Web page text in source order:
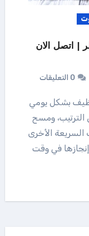
| اتصل الان
0 التعليقات
في الترتيب، ومسح
السريعة الأخرى
في وقت